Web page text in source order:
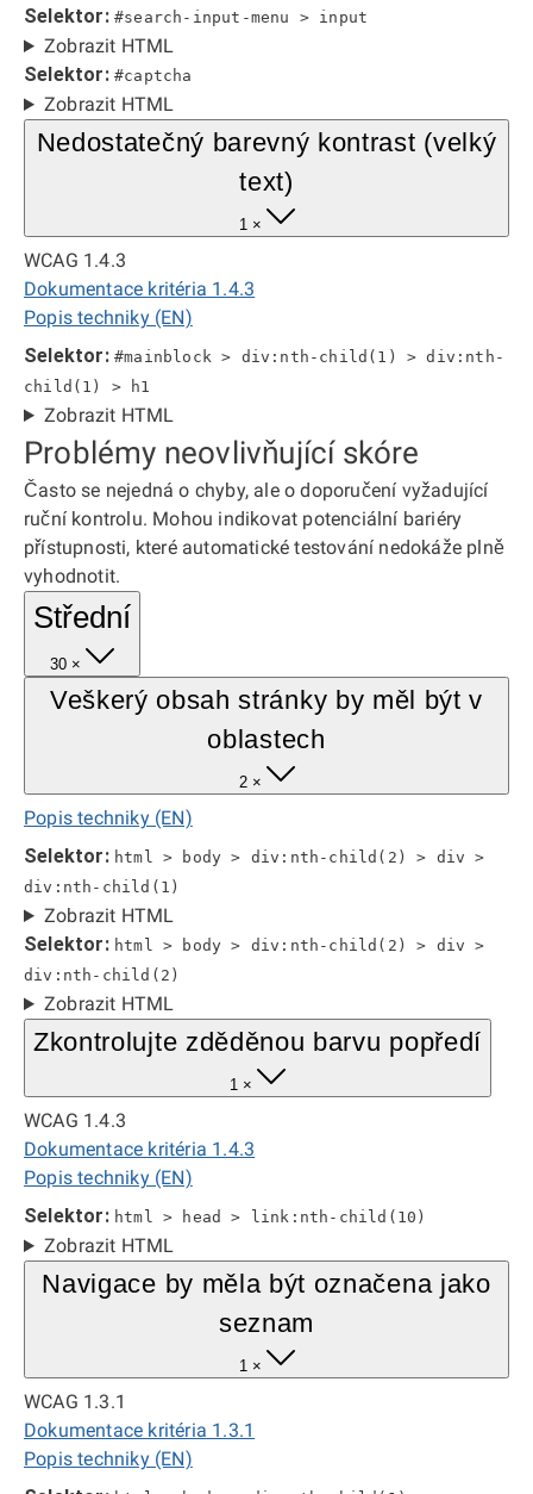
Selektor: #search-input-menu > input
Zobrazit HTML
Selektor: #captcha
Zobrazit HTML
Nedostatečný barevný kontrast (velký
text)
1 ×
WCAG 1.4.3
Dokumentace kritéria 1.4.3
Popis techniky (EN)
Selektor: #mainblock > div:nth-child(1) > div:nth-
child(1) > h1
Zobrazit HTML
Problémy neovlivňující skóre
Často se nejedná o chyby, ale o doporučení vyžadující
ruční kontrolu. Mohou indikovat potenciální bariéry
přístupnosti, které automatické testování nedokáže plně
vyhodnotit.
Střední
30 ×
Veškerý obsah stránky by měl být v
oblastech
2 ×
Popis techniky (EN)
Selektor: html > body > div:nth-child(2) > div >
div:nth-child(1)
Zobrazit HTML
Selektor: html > body > div:nth-child(2) > div >
div:nth-child(2)
Zobrazit HTML
Zkontrolujte zděděnou barvu popředí
1 ×
WCAG 1.4.3
Dokumentace kritéria 1.4.3
Popis techniky (EN)
Selektor: html > head > link:nth-child(10)
Zobrazit HTML
Navigace by měla být označena jako
seznam
1 ×
WCAG 1.3.1
Dokumentace kritéria 1.3.1
Popis techniky (EN)